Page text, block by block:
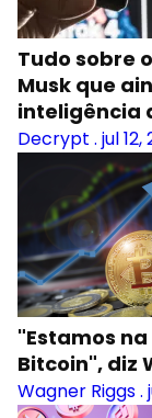
Tudo sobre
Musk que
inteligência
Decrypt . jul 12,
"Estamos
Bitcoin", diz
Wagner Riggs.